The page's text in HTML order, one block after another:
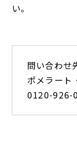
い。
問い合わせ
ポメラート
0120-926-